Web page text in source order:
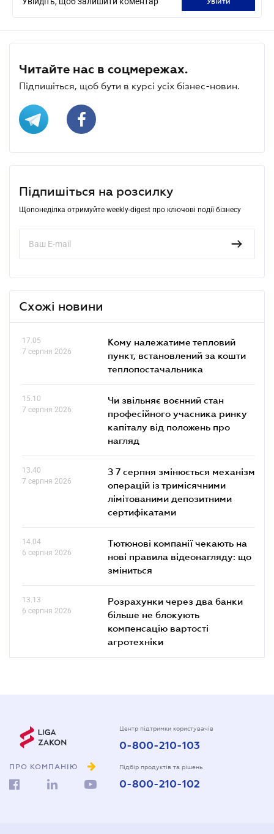
Читайте нас в соцмережах.
Підпишіться, щоб бути в курсі усіх бізнес-новин.
Підпишіться на розсилку
Щопонеділка отримуйте weekly-digest про ключові події бізнесу
Схожі новини
17.05
7 серпня 2026
Кому належатиме тепловий
пункт, встановлений за кошти
теплопостачальника
15.10
7 серпня 2026
Чи звільняє воєнний стан
професійного учасника ринку
капіталу від положень про
нагляд
13.40
7 серпня 2026
З 7 серпня змінюється механізм
операцій із тримісячними
лімітованими депозитними
сертифікатами
14.04
6 серпня 2026
Тютюнові компанії чекають на
нові правила відеонагляду: що
зміниться
13.13
6 серпня 2026
Розрахунки через два банки
більше не блокують
компенсацію вартості
агротехніки
ПРО КОМПАНІЮ
Центр підтримки користувачів
0-800-210-103
Підбір продуктів та рішень
0-800-210-102